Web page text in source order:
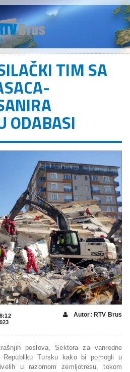
TIM SA
ODABASI
Autor: RTV Brus
poslova, Sektora za vanredne
Tursku kako bi pomogli u
u razornom zemljotresu, tokom